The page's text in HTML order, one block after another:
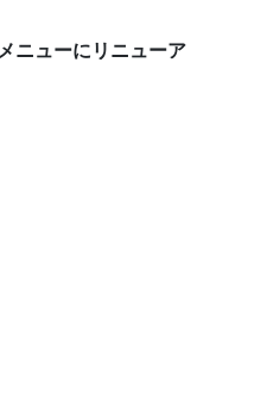
ニューにリニューア